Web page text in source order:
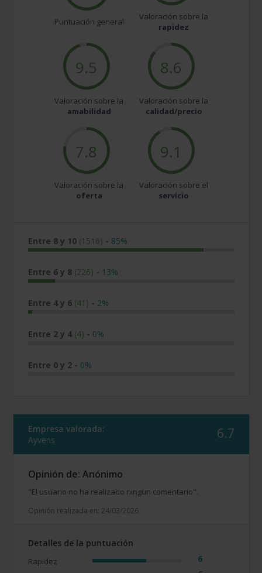
Puntuación general
Valoración sobre la
rapidez
9.5
Valoración sobre la
amabilidad
8.6
Valoración sobre la
calidad/precio
7.8
Valoración sobre la
oferta
9.1
Valoración sobre el
servicio
Entre 8 y 10 (1516) - 85%
Entre 6 y 8 (226) - 13%
Entre 4 y 6 (41) - 2%
Entre 2 y 4 (4) - 0%
Entre 0 y 2 - 0%
Empresa valorada:
Ayvens
6.7
Opinión de: Anónimo
"El usuario no ha realizado ningun comentario".
Opinión realizada en: 24/03/2026
Detalles de la puntuación
Rapidez 6